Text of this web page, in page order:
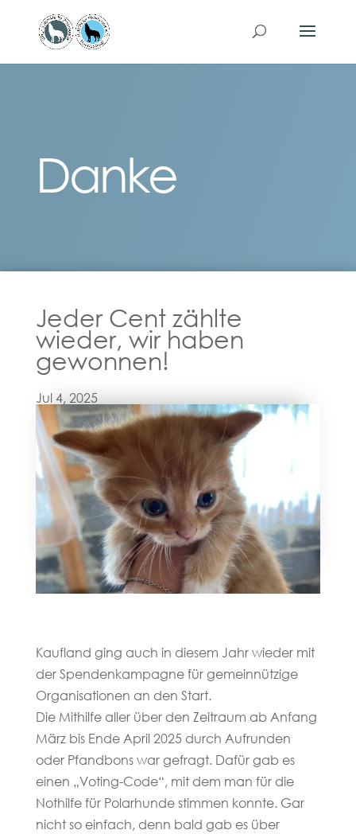
Danke
Jeder Cent zählte
wieder, wir haben
gewonnen!
Jul 4, 2025
Kaufland ging auch in diesem Jahr wieder mit
der Spendenkampagne für gemeinnützige
Organisationen an den Start.
Die Mithilfe aller über den Zeitraum ab Anfang
März bis Ende April 2025 durch Aufrunden
oder Pfandbons war gefragt. Dafür gab es
einen „Voting-Code“, mit dem man für die
Nothilfe für Polarhunde stimmen konnte. Gar
nicht so einfach, denn bald gab es über